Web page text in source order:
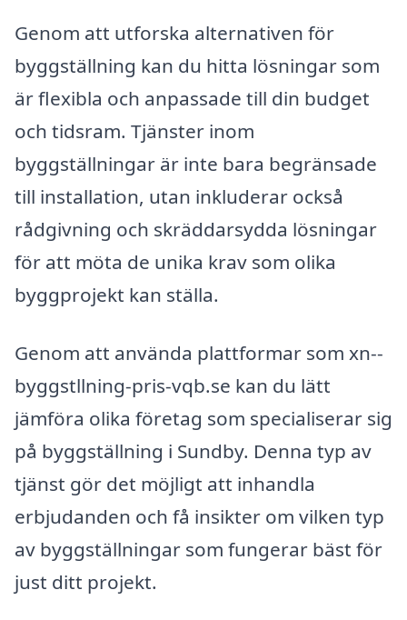
Genom att utforska alternativen för
byggställning kan du hitta lösningar som
är flexibla och anpassade till din budget
och tidsram. Tjänster inom
byggställningar är inte bara begränsade
till installation, utan inkluderar också
rådgivning och skräddarsydda lösningar
för att möta de unika krav som olika
byggprojekt kan ställa.
Genom att använda plattformar som xn--
byggstllning-pris-vqb.se kan du lätt
jämföra olika företag som specialiserar sig
på byggställning i Sundby. Denna typ av
tjänst gör det möjligt att inhandla
erbjudanden och få insikter om vilken typ
av byggställningar som fungerar bäst för
just ditt projekt.